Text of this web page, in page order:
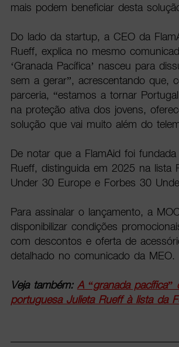
mais podem beneficiar desta
Do lado da startup, a CEO da
Rueff, explica no mesmo
‘Granada Pacífica’ nasceu para
sem a gerar”, acrescentando que,
parceria, “estamos a tornar
na proteção ativa dos jovens,
solução que vai muito além do
De notar que a FlamAid foi
Rueff, distinguida em 2025 na lista
Under 30 Europe e Forbes 30
Para assinalar o lançamento, a
disponibilizar condições
com descontos e oferta de
detalhado no comunicado da MEO.
Veja também: A “granada pacífica”
portuguesa Julieta Rueff à lista da